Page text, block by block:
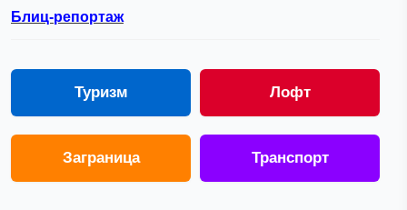
Блиц-репортаж
Туризм Лофт
Заграница Транспорт